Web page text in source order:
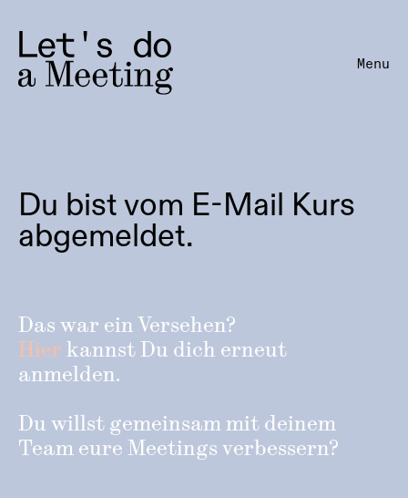
Menu
Du bist vom E-Mail Kurs
abgemeldet.
Das war ein Versehen?
Hierkannst Du dich erneut
anmelden.
Du willst gemeinsam mit deinem
Team eure Meetings verbessern?